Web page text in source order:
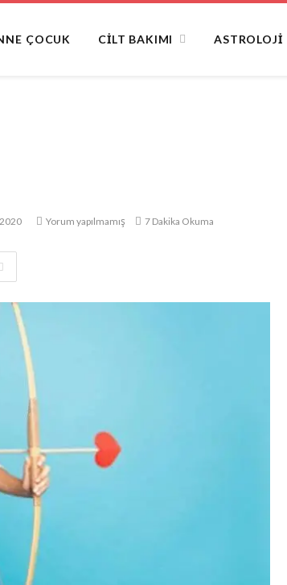
ÇOCUK CILT BAKIMI ASTROLOJI
Yorum yapılmamış 7 Dakika Okuma